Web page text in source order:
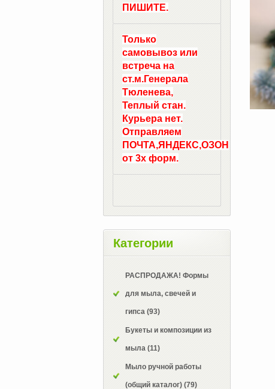
ПИШИТЕ.
Только
самовывоз или
встреча на
ст.м.Генерала
Тюленева,
Теплый стан.
Курьера нет.
Отправляем
ПОЧТА,ЯНДЕКС,ОЗОН
от 3х форм.
Категории
РАСПРОДАЖА! Формы
для мыла, свечей и
гипса (93)
Букеты и композиции из
мыла (11)
Мыло ручной работы
(общий каталог) (79)